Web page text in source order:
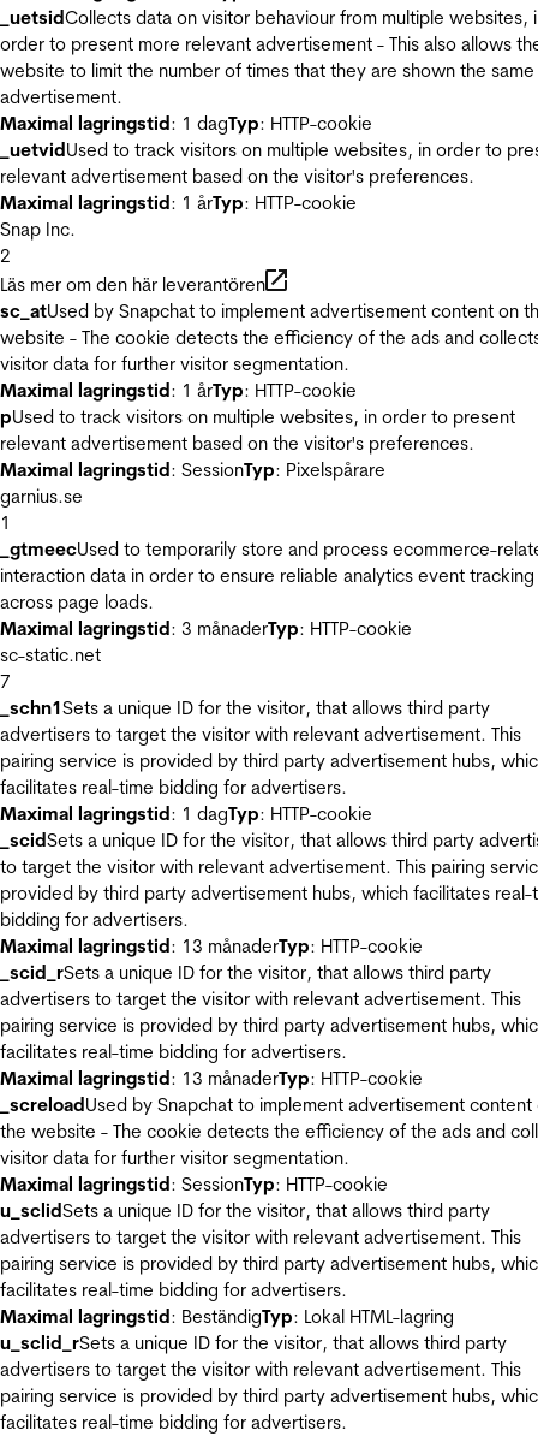
_uetsidCollects data on visitor behaviour from multiple websites,
order to present more relevant advertisement - This also allows
website to limit the number of times that they are shown the same
advertisement.
Maximal lagringstid: 1 dagTyp: HTTP-cookie
_uetvidUsed to track visitors on multiple websites, in order to
relevant advertisement based on the visitor's preferences.
Maximal lagringstid: 1 årTyp: HTTP-cookie
Snap Inc.
2
Läs mer om den här leverantören
sc_atUsed by Snapchat to implement advertisement content on
website - The cookie detects the efficiency of the ads and
visitor data for further visitor segmentation.
Maximal lagringstid: 1 årTyp: HTTP-cookie
pUsed to track visitors on multiple websites, in order to present
relevant advertisement based on the visitor's preferences.
Maximal lagringstid: SessionTyp: Pixelspårare
garnius.se
1
_gtmeecUsed to temporarily store and process ecommerce-
interaction data in order to ensure reliable analytics event tracking
across page loads.
Maximal lagringstid: 3 månaderTyp: HTTP-cookie
sc-static.net
7
_schn1Sets a unique ID for the visitor, that allows third party
advertisers to target the visitor with relevant advertisement. This
pairing service is provided by third party advertisement hubs,
facilitates real-time bidding for advertisers.
Maximal lagringstid: 1 dagTyp: HTTP-cookie
_scidSets a unique ID for the visitor, that allows third party
to target the visitor with relevant advertisement. This pairing
provided by third party advertisement hubs, which facilitates real-
bidding for advertisers.
Maximal lagringstid: 13 månaderTyp: HTTP-cookie
_scid_rSets a unique ID for the visitor, that allows third party
advertisers to target the visitor with relevant advertisement. This
pairing service is provided by third party advertisement hubs,
facilitates real-time bidding for advertisers.
Maximal lagringstid: 13 månaderTyp: HTTP-cookie
_screloadUsed by Snapchat to implement advertisement content
the website - The cookie detects the efficiency of the ads and
visitor data for further visitor segmentation.
Maximal lagringstid: SessionTyp: HTTP-cookie
u_sclidSets a unique ID for the visitor, that allows third party
advertisers to target the visitor with relevant advertisement. This
pairing service is provided by third party advertisement hubs,
facilitates real-time bidding for advertisers.
Maximal lagringstid: BeständigTyp: Lokal HTML-lagring
u_sclid_rSets a unique ID for the visitor, that allows third party
advertisers to target the visitor with relevant advertisement. This
pairing service is provided by third party advertisement hubs,
facilitates real-time bidding for advertisers.